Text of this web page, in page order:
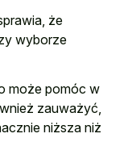
że
wyborze
może pomóc w
zauważyć,
niższa niż